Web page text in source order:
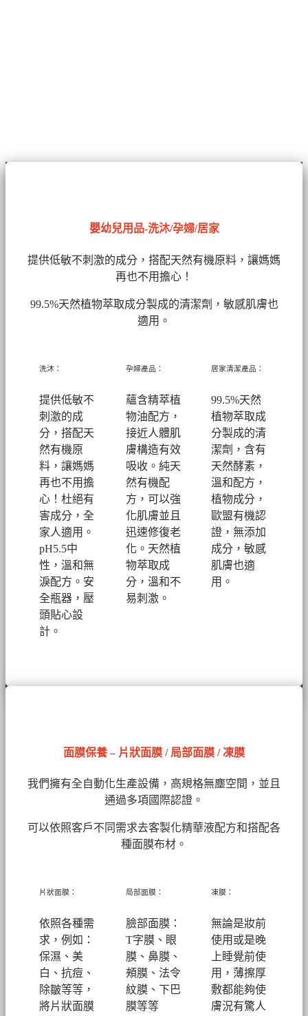
嬰幼兒用品-洗沐/孕婦/居家
提供低敏不刺激的成分，搭配天然有機原料，讓媽媽
再也不用擔心！
99.5%天然植物萃取成分製成的清潔劑 ，敏感肌膚也
適用。
洗沐：
提供低敏不
刺激的成
分，搭配天
然有機原
料，讓媽媽
再也不用擔
心！ 杜絕有
害成分，全
家人適用。
pH5.5中
性，溫和無
淚配方。安
全瓶器，壓
頭貼心設
計。
孕婦產品：
蘊含精萃植
物油配方，
接近人體肌
膚構造有效
吸收。純天
然有機配
方，可以強
化肌膚並且
迅速修復老
化。 天然植
物萃取成
分，溫和不
易刺激。
居家清潔產品：
99.5%天然
植物萃取成
分製成的清
潔劑， 含有
天然酵素，
溫和配方，
植物成分，
歐盟有機認
證，無添加
成分，敏感
肌膚也適
用。
面膜保養 – 片狀面膜 / 局部面膜 / 凍膜
我們擁有全自動化生產設備，高規格無塵空間，並且
通過多項國際認證。
可以依照客戶不同需求去客製化精華液配方和搭配各
種面膜布材。
片狀面膜：
依照各種需
求，例如：
保濕、美
白、抗痘、
除皺等等，
將片狀面膜
局部面膜：
臉部面膜：
T字膜、眼
膜、鼻膜、
頰膜、法令
紋膜、下巴
膜等等
凍膜：
無論是妝前
使用或是晚
上睡覺前使
用，薄擦厚
敷都能夠使
膚況有驚人